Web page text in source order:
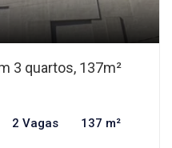
3 quartos, 137m²
2 Vagas 137 m²